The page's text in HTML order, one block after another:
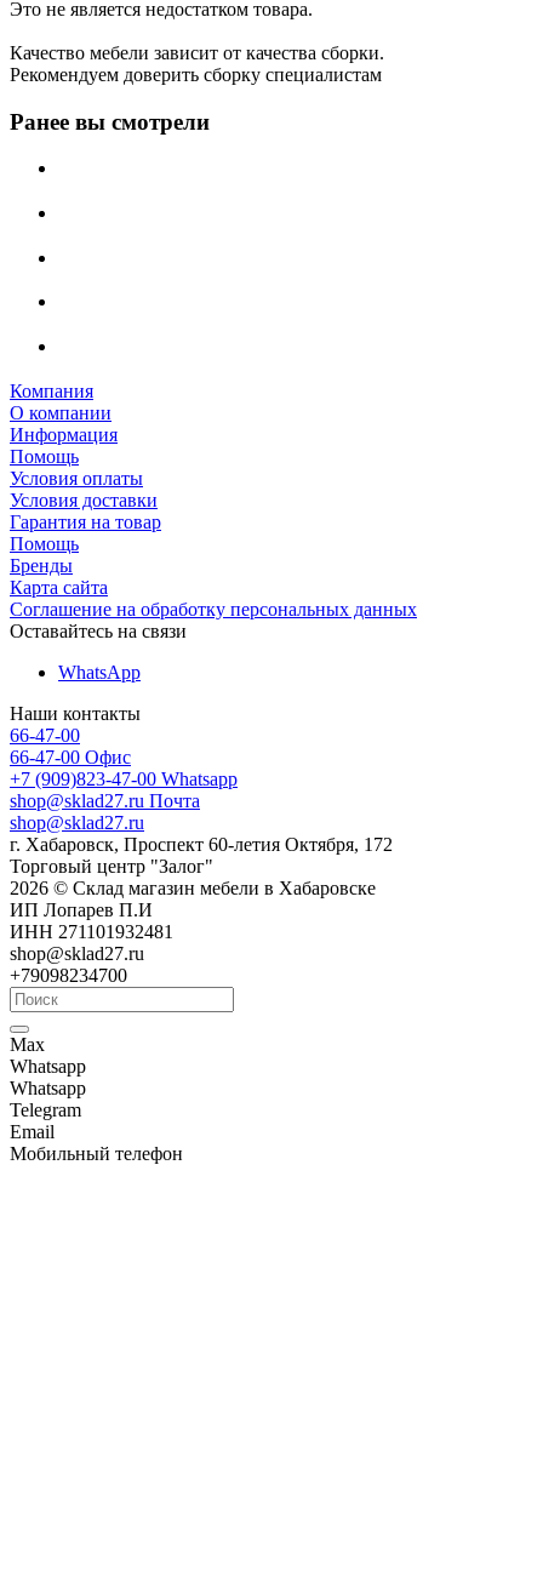
Это не является недостатком товара.
Качество мебели зависит от качества сборки.
Рекомендуем доверить сборку специалистам
Ранее вы смотрели
Компания
О компании
Информация
Помощь
Условия оплаты
Условия доставки
Гарантия на товар
Помощь
Бренды
Карта сайта
Соглашение на обработку персональных данных
Оставайтесь на связи
WhatsApp
Наши контакты
66-47-00
66-47-00 Офис
+7 (909)823-47-00 Whatsapp
shop@sklad27.ru Почта
shop@sklad27.ru
г. Хабаровск, Проспект 60-летия Октября, 172
Торговый центр "Залог"
2026 © Склад магазин мебели в Хабаровске
ИП Лопарев П.И
ИНН 271101932481
shop@sklad27.ru
+79098234700
Max
Whatsapp
Whatsapp
Telegram
Email
Мобильный телефон